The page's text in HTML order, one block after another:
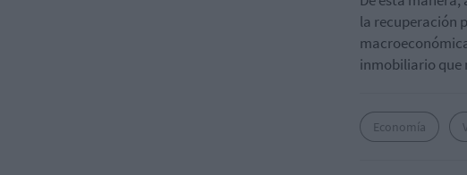
la recuperación
inmobiliario que
Economía